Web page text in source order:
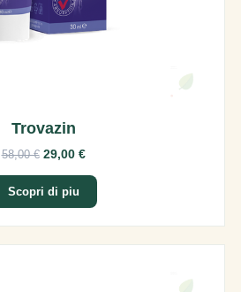
Trovazin
58,00 €29,00 €
Scopri di piu